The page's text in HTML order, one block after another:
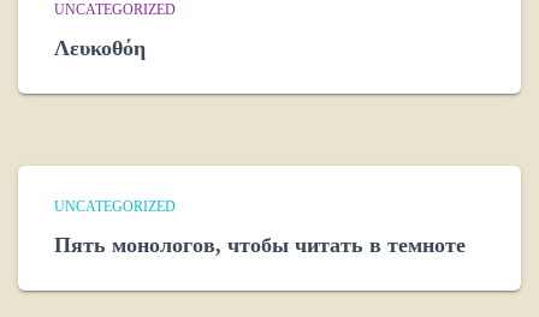
UNCATEGORIZED
Λευκοθόη
UNCATEGORIZED
Пять монологов, чтобы читать в темноте